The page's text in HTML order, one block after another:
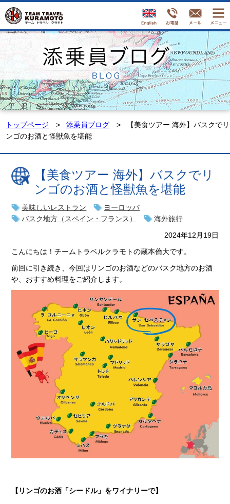
トップページ 添乗員ブログ
【美食ツアー 海外】バスクでリ
ンゴのお酒と怪獣魚を堪能
【美食ツアー 海外】バスクでリ
ンゴのお酒と怪獣魚を堪能
美味しいレストラン
ヨーロッパ
バスク地方（スペイン・フランス）
海外旅行
2024年12月19日
こんにちは！チームトラベルクラモトの蔵本倫大です。
前回に引き続き、今回はリンゴのお酒などのバスク地方のお酒
や、おすすめ料理をご紹介します。
【リンゴのお酒「シードル」をワイナリーで】